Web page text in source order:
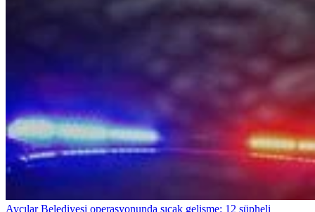
Avcılar Belediyesi operasyonunda sıcak gelişme: 12 şüpheli